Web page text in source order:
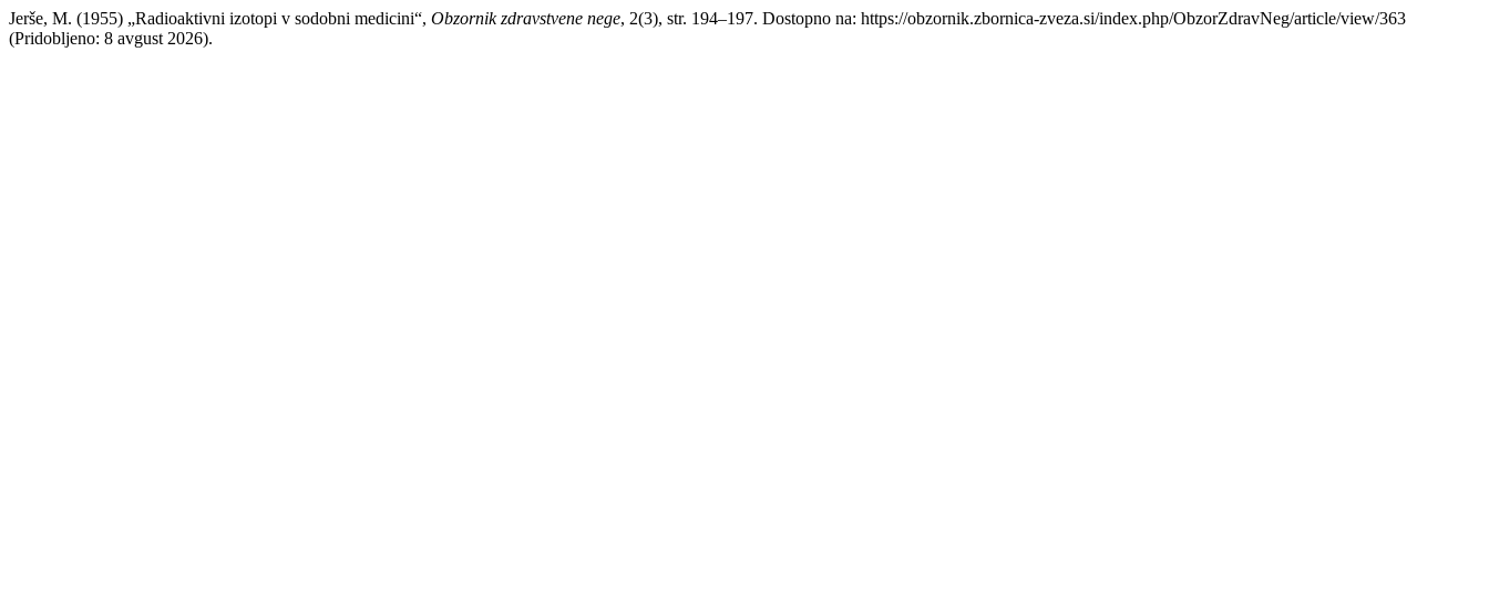
Jerše, M. (1955) „Radioaktivni izotopi v sodobni medicini“, Obzornik zdravstvene nege, 2(3), str. 194–197. Dostopno na: https://obzornik.zbornica-zveza.si/index.php/ObzorZdravNeg/article/view/363
(Pridobljeno: 8 avgust 2026).